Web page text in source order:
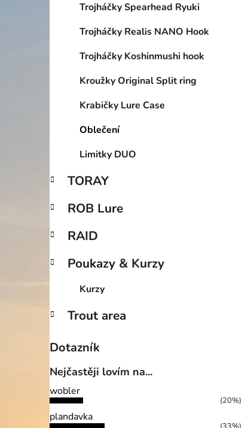
Trojháčky Spearhead Ryuki
Trojháčky Realis NANO Hook
Trojháčky Koshinmushi hook
Kroužky Original Split ring
Krabičky Lure Case
Oblečení
Limitky DUO
TORAY
ROB Lure
RAID
Poukazy & Kurzy
Kurzy
Trout area
Dotazník
Nejčastěji lovím na...
wobler
(20%)
plandavka